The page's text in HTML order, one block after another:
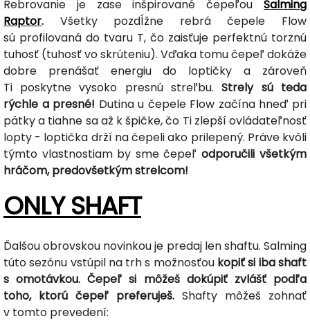
Rebrovanie je zase inšpirované čepeľou Salming
Raptor. Všetky pozdĺžne rebrá čepele Flow
sú profilovaná do tvaru T, čo zaisťuje perfektnú torznú
tuhosť (tuhosť vo skrúteniu). Vďaka tomu čepeľ dokáže
dobre prenášať energiu do loptičky a zároveň
Ti poskytne vysoko presnú streľbu. Strely sú teda
rýchle a presné! Dutina u čepele Flow začína hneď pri
pätky a tiahne sa až k špičke, čo Ti zlepší ovládateľnosť
lopty - loptička drží na čepeli ako prilepený. Práve kvôli
týmto vlastnostiam by sme čepeľ odporučili všetkým
hráčom, predovšetkým strelcom!
ONLY SHAFT
Ďalšou obrovskou novinkou je predaj len shaftu. Salming
túto sezónu vstúpil na trh s možnosťou kopiť si iba shaft
s omotávkou. Čepeľ si môžeš dokúpiť zvlášť podľa
toho, ktorú čepeľ preferuješ. Shafty môžeš zohnať
v tomto prevedení: